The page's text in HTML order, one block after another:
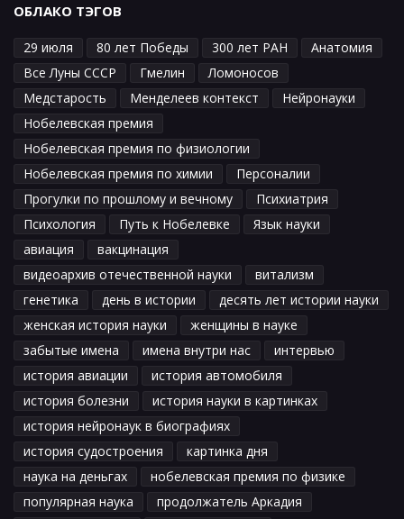
ОБЛАКО ТЭГОВ
29 июля 80 лет Победы 300 лет РАН
Анатомия
Все Луны СССР
Гмелин
Ломоносов
Медстарость
Менделеев контекст
Нейронауки
Нобелевская премия
Нобелевская премия по физиологии
Нобелевская премия по химии
Персоналии
Прогулки по прошлому и вечному
Психиатрия
Психология
Путь к Нобелевке
Язык науки
авиация
вакцинация
видеоархив отечественной науки
витализм
генетика
день в истории
десять лет истории науки
женская история науки
женщины в науке
забытые имена
имена внутри нас
интервью
история авиации
история автомобиля
история болезни
история науки в картинках
история нейронаук в биографиях
история судостроения
картинка дня
наука на деньгах
нобелевская премия по физике
популярная наука
продолжатель Аркадия